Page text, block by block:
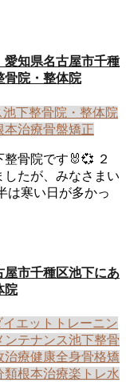
知県名古屋市千種
骨院・整体院
下整骨院・整体院
本治療骨盤矯正
骨院です🐰💞 ２
したが、みなさまい
は寒い日が多かっ
市千種区池下にあ
院
イエット トレーニン
ンテナンス池下整骨
治療健康全身骨格矯
類根本治療楽トレ水